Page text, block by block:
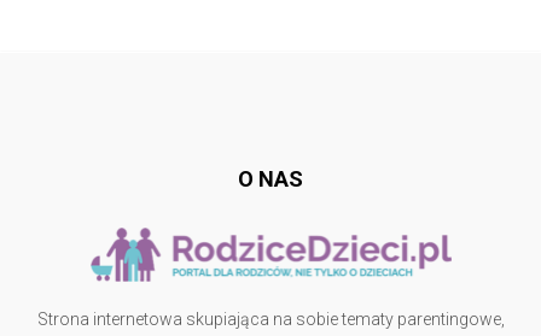
O NAS
Strona internetowa skupiająca na sobie tematy parentingowe,